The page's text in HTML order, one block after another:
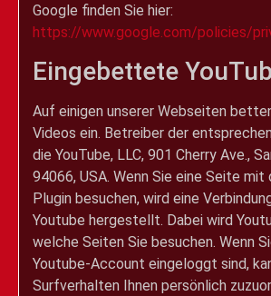
Google finden Sie hier:
https://www.google.com/policies/
Eingebettete
Auf einigen unserer Webseiten
Videos ein. Betreiber der
die YouTube, LLC, 901 Cherry Ave.,
94066, USA. Wenn Sie eine Seite mit
Plugin besuchen, wird eine
Youtube hergestellt. Dabei wird
welche Seiten Sie besuchen. Wenn
Youtube-Account eingeloggt sind,
Surfverhalten Ihnen persönlich